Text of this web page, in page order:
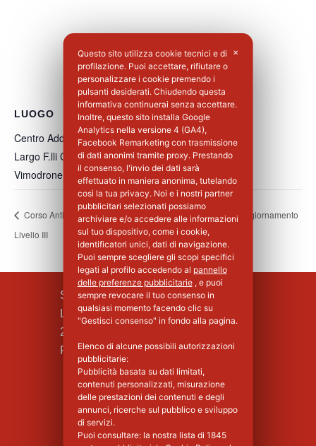
LUOGO
Centro Addestramento Vimodrone
Largo F.lli Cervi, 8
Vimodrone
MI 20900 Italia + Google Maps
Corso Antincendio Aggiornamento
Livello III
Corso Antincendio Aggiornamento
Livello III
SILPA S.R.L.
Largo F.lli Cervi, 8
20090 Vimodrone (MI)
Piva : 02339750966 - MI 1427008
✕
Questo sito utilizza cookie tecnici e di
profilazione. Puoi accettare, rifiutare o
personalizzare i cookie premendo i
pulsanti desiderati. Chiudendo questa
informativa continuerai senza accettare.
Inoltre, questo sito installa Google
Analytics nella versione 4 (GA4),
Facebook Remarketing con trasmissione
di dati anonimi tramite proxy. Prestando
il consenso, l'invio dei dati sarà
effettuato in maniera anonima, tutelando
così la tua privacy. Noi e i nostri partner
pubblicitari selezionati possiamo
archiviare e/o accedere alle informazioni
sul tuo dispositivo, come i cookie,
identificatori unici, dati di navigazione.
Puoi sempre scegliere gli scopi specifici
legati al profilo accedendo al pannello
delle preferenze pubblicitarie, e puoi
sempre revocare il tuo consenso in
qualsiasi momento facendo clic su
"Gestisci consenso" in fondo alla pagina.
Elenco di alcune possibili autorizzazioni
pubblicitarie:
Pubblicità basata su dati limitati,
contenuti personalizzati, misurazione
delle prestazioni dei contenuti e degli
annunci, ricerche sul pubblico e sviluppo
di servizi.
Puoi consultare: la nostra lista di 1845